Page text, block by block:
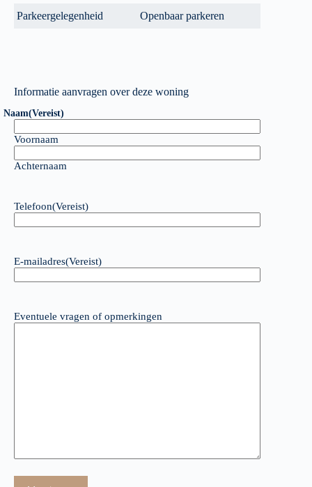
Parkeergelegenheid Openbaar parkeren
Informatie aanvragen over deze woning
Naam(Vereist)
Voornaam
Achternaam
Telefoon(Vereist)
E-mailadres(Vereist)
Eventuele vragen of opmerkingen